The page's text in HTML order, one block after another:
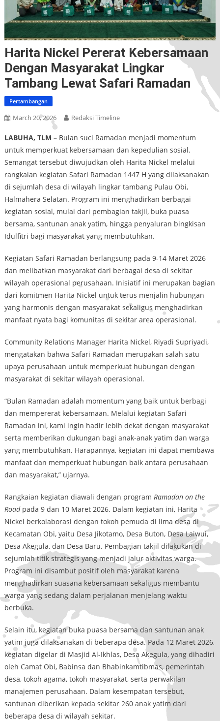
Harita Nickel Pererat Kebersamaan
Dengan Masyarakat Lingkar
Tambang Lewat Safari Ramadan
Pertambangan
March 20, 2026 Redaksi Timeline
LABUHA, TLM – Bulan suci Ramadan menjadi momentum
untuk memperkuat kebersamaan dan kepedulian sosial.
Semangat tersebut diwujudkan oleh Harita Nickel melalui
rangkaian kegiatan Safari Ramadan 1447 H yang dilaksanakan
di sejumlah desa di wilayah lingkar tambang Pulau Obi,
Halmahera Selatan. Program ini menghadirkan berbagai
kegiatan sosial, mulai dari pembagian takjil, buka puasa
bersama, santunan anak yatim, hingga penyaluran bingkisan
Idulfitri bagi masyarakat yang membutuhkan.
Kegiatan Safari Ramadan berlangsung pada 9-14 Maret 2026
dan melibatkan masyarakat dari berbagai desa di sekitar
wilayah operasional perusahaan. Inisiatif ini merupakan bagian
dari komitmen Harita Nickel untuk terus menjalin hubungan
yang harmonis dengan masyarakat sekaligus menghadirkan
manfaat nyata bagi komunitas di sekitar area operasional.
Community Relations Manager Harita Nickel, Riyadi Supriyadi,
mengatakan bahwa Safari Ramadan merupakan salah satu
upaya perusahaan untuk memperkuat hubungan dengan
masyarakat di sekitar wilayah operasional.
“Bulan Ramadan adalah momentum yang baik untuk berbagi
dan mempererat kebersamaan. Melalui kegiatan Safari
Ramadan ini, kami ingin hadir lebih dekat dengan masyarakat
serta memberikan dukungan bagi anak-anak yatim dan warga
yang membutuhkan. Harapannya, kegiatan ini dapat membawa
manfaat dan memperkuat hubungan baik antara perusahaan
dan masyarakat,” ujarnya.
Rangkaian kegiatan diawali dengan program Ramadan on the
Road pada 9 dan 10 Maret 2026. Dalam kegiatan ini, Harita
Nickel berkolaborasi dengan tokoh pemuda di lima desa di
Kecamatan Obi, yaitu Desa Jikotamo, Desa Buton, Desa Laiwui,
Desa Akegula, dan Desa Baru. Pembagian takjil dilakukan di
sejumlah titik strategis yang menjadi jalur aktivitas warga.
Program ini disambut positif oleh masyarakat karena
menghadirkan suasana kebersamaan sekaligus membantu
warga yang sedang dalam perjalanan menjelang waktu
berbuka.
Selain itu, kegiatan buka puasa bersama dan santunan anak
yatim juga dilaksanakan di beberapa desa. Pada 12 Maret 2026,
kegiatan digelar di Masjid Al-Ikhlas, Desa Akegula, yang dihadiri
oleh Camat Obi, Babinsa dan Bhabinkamtibmas, pemerintah
desa, tokoh agama, tokoh masyarakat, serta perwakilan
manajemen perusahaan. Dalam kesempatan tersebut,
santunan diberikan kepada sekitar 260 anak yatim dari
beberapa desa di wilayah sekitar.